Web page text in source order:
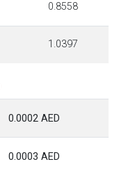
0.8558
1.0397
0.0002 AED
0.0003 AED